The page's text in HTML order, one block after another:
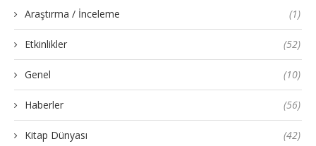
Araştırma / İnceleme (1)
Etkinlikler (52)
Genel (10)
Haberler (56)
Kitap Dünyası (42)